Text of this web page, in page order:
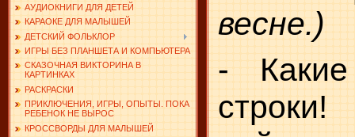
АУДИОКНИГИ ДЛЯ ДЕТЕЙ
КАРАОКЕ ДЛЯ МАЛЫШЕЙ
ДЕТСКИЙ ФОЛЬКЛОР
ИГРЫ БЕЗ ПЛАНШЕТА И КОМПЬЮТЕРА
СКАЗОЧНАЯ ВИКТОРИНА В
КАРТИНКАХ
РАСКРАСКИ
ПРИКЛЮЧЕНИЯ, ИГРЫ, ОПЫТЫ. ПОКА
РЕБЕНОК НЕ ВЫРОС
КРОССВОРДЫ ДЛЯ МАЛЫШЕЙ
весне.)
- Какие